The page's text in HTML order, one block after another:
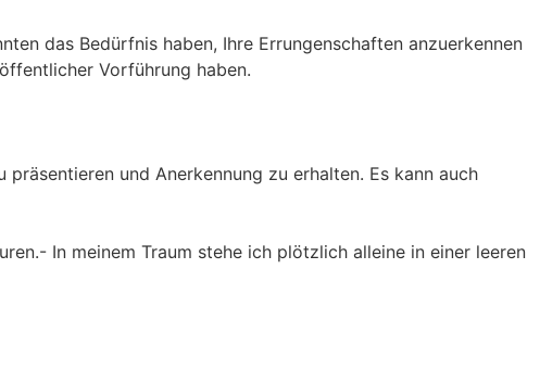
das Bedürfnis haben, Ihre Errungenschaften anzuerkennen
Vorführung haben.
und Anerkennung zu erhalten. Es kann auch
In meinem Traum stehe ich plötzlich alleine in einer leeren